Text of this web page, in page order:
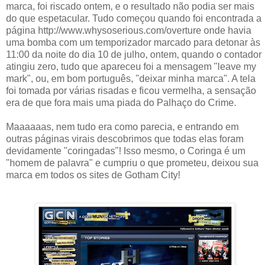
marca, foi riscado ontem, e o resultado não podia ser mais
do que espetacular. Tudo começou quando foi encontrada a
página http://www.whysoserious.com/overture onde havia
uma bomba com um temporizador marcado para detonar às
11:00 da noite do dia 10 de julho, ontem, quando o contador
atingiu zero, tudo que apareceu foi a mensagem "leave my
mark", ou, em bom português, "deixar minha marca". A tela
foi tomada por várias risadas e ficou vermelha, a sensação
era de que fora mais uma piada do Palhaço do Crime.
Maaaaaas, nem tudo era como parecia, e entrando em
outras páginas virais descobrimos que todas elas foram
devidamente "coringadas"! Isso mesmo, o Coringa é um
"homem de palavra" e cumpriu o que prometeu, deixou sua
marca em todos os sites de Gotham City!